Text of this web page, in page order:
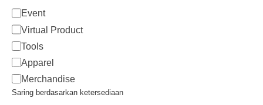
Kategori
Event
Virtual Product
Tools
Apparel
Merchandise
Saring berdasarkan ketersediaan